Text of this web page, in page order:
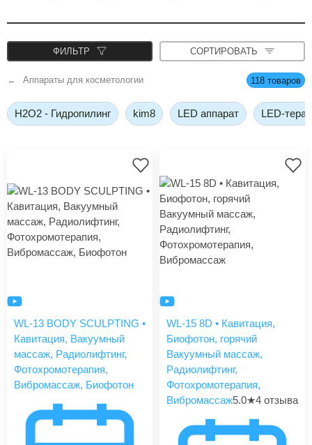
ФИЛЬТР СОРТИРОВАТЬ
Аппараты для косметологии 118 товаров
H2O2 - Гидропилинг kim8 LED аппарат LED-
WL-13 BODY SCULPTING •
Кавитация, Вакуумный
массаж, Радиолифтинг,
Фотохромотерапия,
Вибромассаж, Биофотон
WL-15 8D • Кавитация,
Биофотон, горячий
Вакуумный массаж,
Радиолифтинг,
Фотохромотерапия,
Вибромассаж5.0★4 отзыва